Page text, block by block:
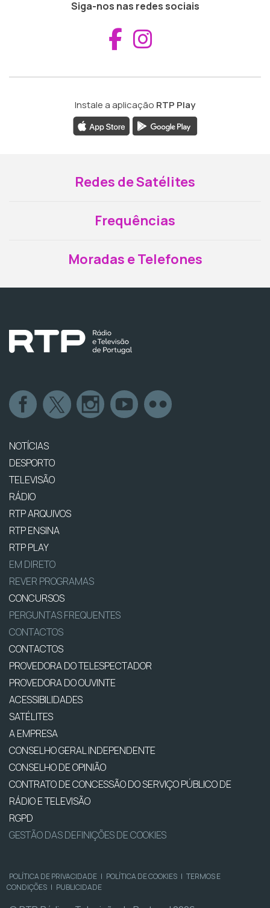
Siga-nos nas redes sociais
Aceder ao
Instale a aplicação RTP Play
Redes de Satélites
Frequências
Moradas e Telefones
NOTÍCIAS
DESPORTO
TELEVISÃO
RÁDIO
RTP ARQUIVOS
RTP ENSINA
RTP PLAY
EM DIRETO
REVER PROGRAMAS
CONCURSOS
PERGUNTAS FREQUENTES
CONTACTOS
CONTACTOS
PROVEDORA DO TELESPECTADOR
PROVEDORA DO OUVINTE
ACESSIBILIDADES
SATÉLITES
A EMPRESA
CONSELHO GERAL INDEPENDENTE
CONSELHO DE OPINIÃO
CONTRATO DE CONCESSÃO DO SERVIÇO PÚBLICO DE
RÁDIO E TELEVISÃO
RGPD
GESTÃO DAS DEFINIÇÕES DE COOKIES
POLÍTICA DE PRIVACIDADE | POLÍTICA DE COOKIES | TERMOS E
CONDIÇÕES | PUBLICIDADE